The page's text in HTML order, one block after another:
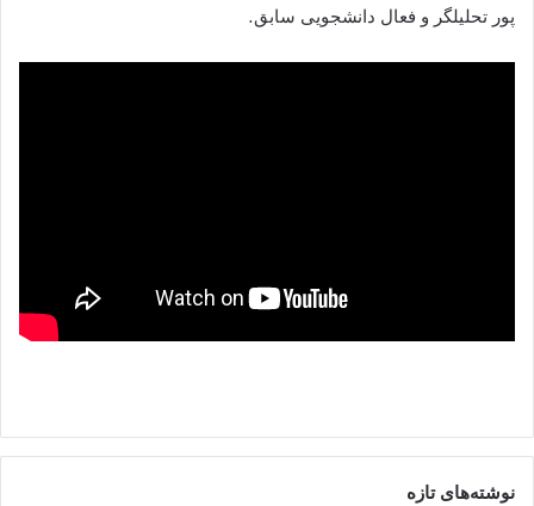
پور تحلیلگر و فعال دانشجویی سابق.
نوشته‌های تازه